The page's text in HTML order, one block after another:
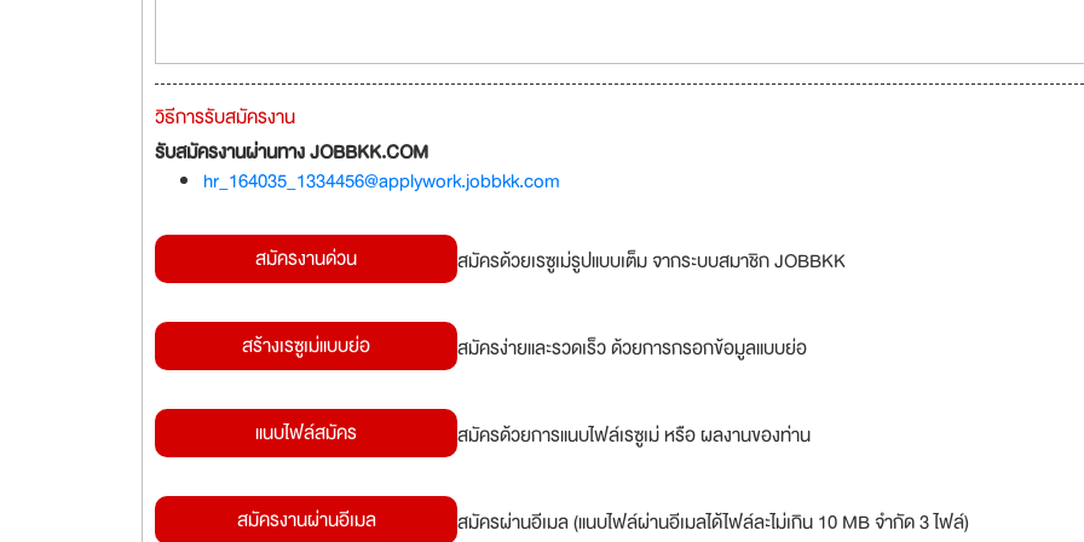
วิธีการรับสมัครงาน
รับสมัครงานผ่านทาง JOBBKK.COM
hr_164035_1334456@applywork.jobbkk.com
สมัครงานด่วน สมัครด้วยเรซูเม่รูปแบบเต็ม จากระบบสมาชิก JOBBKK
สร้างเรซูเม่แบบย่อ สมัครง่ายและรวดเร็ว ด้วยการกรอกข้อมูลแบบย่อ
แนบไฟล์สมัคร สมัครด้วยการแนบไฟล์เรซูเม่ หรือ ผลงานของท่าน
สมัครงานผ่านอีเมล สมัครผ่านอีเมล (แนบไฟล์ผ่านอีเมลได้ไฟล์ละไม่เกิน 10 MB จำกัด 3 ไฟล์)